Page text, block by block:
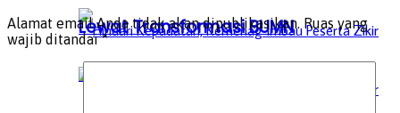
Lewat Transformasi BUMN
Alamat email Anda tidak akan dipublikasikan. Ruas yang
wajib ditandai*